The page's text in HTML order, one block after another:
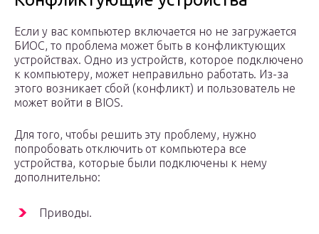
Если у вас компьютер включается но не загружается
БИОС, то проблема может быть в конфликтующих
устройствах. Одно из устройств, которое подключено
к компьютеру, может неправильно работать. Из-за
этого возникает сбой (конфликт) и пользователь не
может войти в BIOS.
Для того, чтобы решить эту проблему, нужно
попробовать отключить от компьютера все
устройства, которые были подключены к нему
дополнительно:
Приводы.